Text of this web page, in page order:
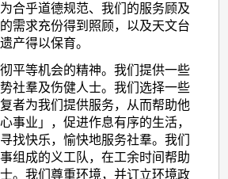
合乎道德规范、我们的服务顾及
需求充份得到照顾，以及天文台
产得以保育。
平等机会的精神。我们提供一些
社羣及伤健人士。我们选择一些
者为我们提供服务，从而帮助他
事业」，促进作息有序的生活，
找快乐，愉快地服务社羣。我们
组成的义工队，在工余时间帮助
。我们尊重环境，并订立环境政